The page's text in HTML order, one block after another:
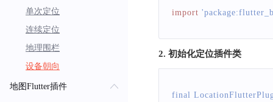
单次定位
连续定位
地理围栏
设备朝向
地图Flutter插件
import
2. 初始化定位插件类
final